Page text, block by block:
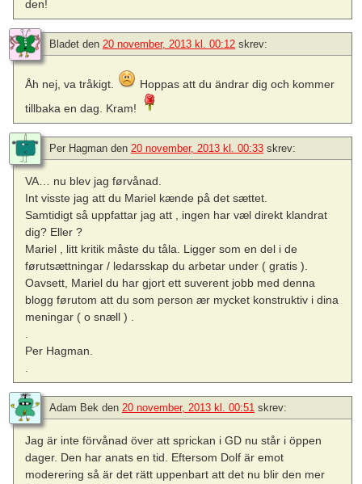
den!
Bladet den 20 november, 2013 kl. 00:12 skrev:
Åh nej, va tråkigt.
Hoppas att du ändrar dig och kommer
tillbaka en dag. Kram!
Per Hagman den 20 november, 2013 kl. 00:33 skrev:
VA… nu blev jag førvånad.
Int visste jag att du Mariel kænde på det sættet.
Samtidigt så uppfattar jag att , ingen har væl direkt klandrat
dig? Eller ?
Mariel , litt kritik måste du tåla. Ligger som en del i de
førutsættningar / ledarsskap du arbetar under ( gratis ).
Oavsett, Mariel du har gjort ett suverent jobb med denna
blogg førutom att du som person ær mycket konstruktiv i dina
meningar ( o snæll ) .
Per Hagman.
Adam Bek den 20 november, 2013 kl. 00:51 skrev:
Jag är inte förvånad över att sprickan i GD nu står i öppen
dager. Den har anats en tid. Eftersom Dolf är emot
moderering så är det rätt uppenbart att det nu blir den mer